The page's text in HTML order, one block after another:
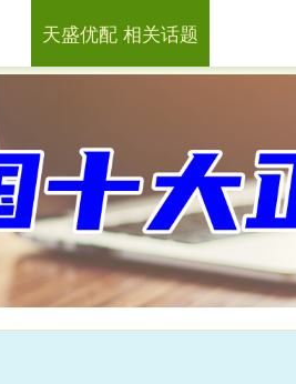
天盛优配
天盛优配 相关话题